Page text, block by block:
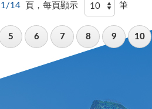
1/14 頁，每頁顯示 筆
5 6 7 8 9 10